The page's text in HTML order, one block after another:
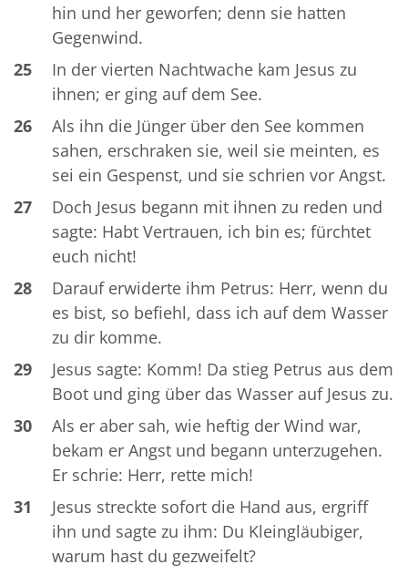
hin und her geworfen; denn sie hatten
Gegenwind.
25
In der vierten Nachtwache kam Jesus zu
ihnen; er ging auf dem See.
26
Als ihn die Jünger über den See kommen
sahen, erschraken sie, weil sie meinten, es
sei ein Gespenst, und sie schrien vor Angst.
27
Doch Jesus begann mit ihnen zu reden und
sagte: Habt Vertrauen, ich bin es; fürchtet
euch nicht!
28
Darauf erwiderte ihm Petrus: Herr, wenn du
es bist, so befiehl, dass ich auf dem Wasser
zu dir komme.
29
Jesus sagte: Komm! Da stieg Petrus aus dem
Boot und ging über das Wasser auf Jesus zu.
30
Als er aber sah, wie heftig der Wind war,
bekam er Angst und begann unterzugehen.
Er schrie: Herr, rette mich!
31
Jesus streckte sofort die Hand aus, ergriff
ihn und sagte zu ihm: Du Kleingläubiger,
warum hast du gezweifelt?